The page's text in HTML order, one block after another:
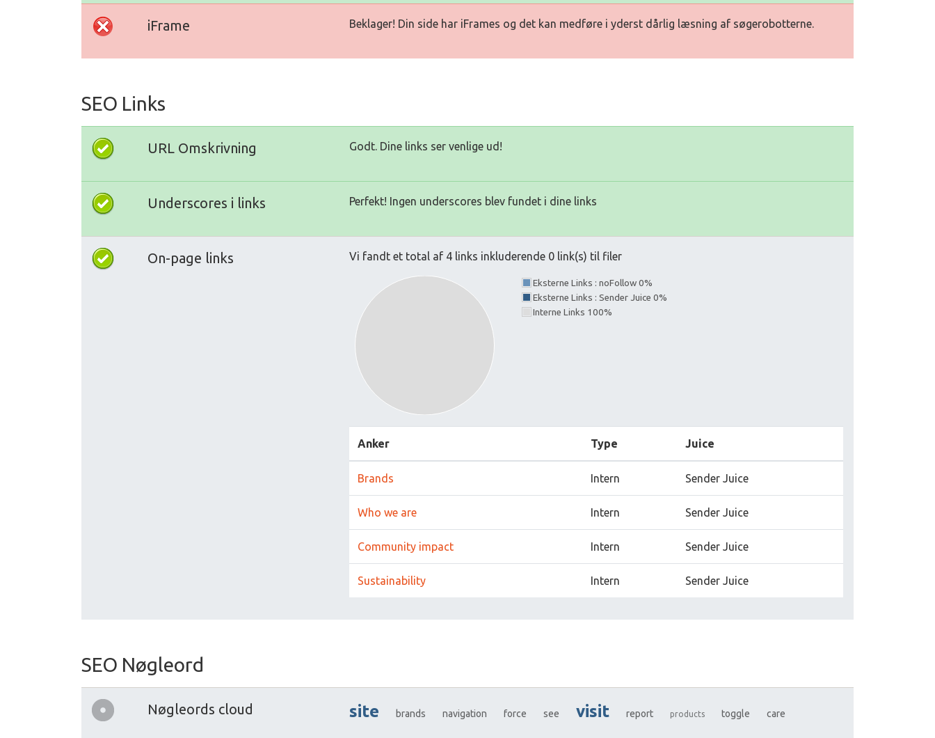
iFrame Beklager! Din side har iFrames og det kan medføre i yderst dårlig læsning af søgerobotterne.
SEO Links
URL Omskrivning Godt. Dine links ser venlige ud!
Underscores i links Perfekt! Ingen underscores blev fundet i dine links
On-page links Vi fandt et total af 4 links inkluderende 0 link(s) til filer
Eksterne Links : noFollow 0%
Eksterne Links : Sender Juice 0%
Interne Links 100%
Anker Type Juice
Brands Intern Sender Juice
Who we are Intern Sender Juice
Community impact Intern Sender Juice
Sustainability Intern Sender Juice
SEO Nøgleord
Nøgleords cloud site brands navigation force see visit report products toggle care